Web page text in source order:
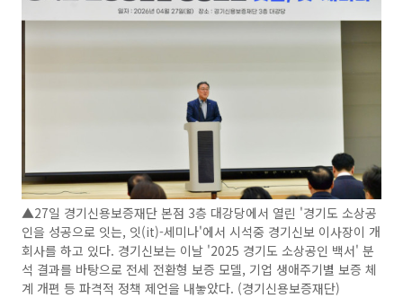
▲27일 경기신용보증재단 본점 3층 대강당에서 열린 '경기도 소상공
인을 성공으로 잇는, 잇(it)-세미나'에서 시석중 경기신보 이사장이 개
회사를 하고 있다. 경기신보는 이날 '2025 경기도 소상공인 백서' 분
석 결과를 바탕으로 전세 전환형 보증 모델, 기업 생애주기별 보증 체
계 개편 등 파격적 정책 제언을 내놓았다. (경기신용보증재단)